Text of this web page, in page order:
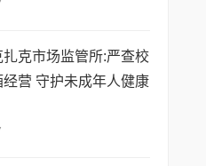
扎克市场监管所:严查校
经营 守护未成年人健康